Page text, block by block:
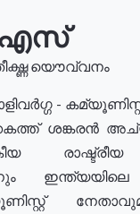
യൌവ്വനം
-
ശങ്കരൻ
ഇന്ത്യയിലെ